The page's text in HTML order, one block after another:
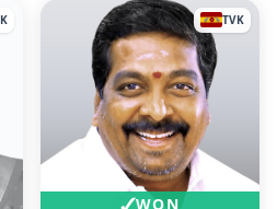
WON
TVK